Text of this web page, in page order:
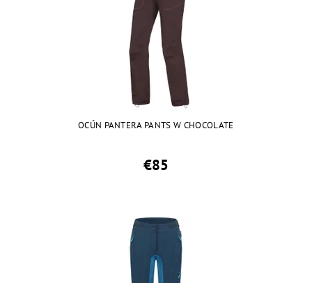
OCÚN PANTERA PANTS W CHOCOLATE
€85